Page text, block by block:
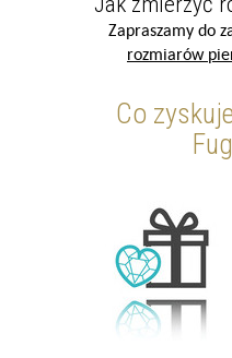
Zapraszamy do
rozmiarów
Co